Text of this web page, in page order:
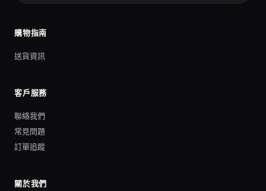
購物指南
送貨資訊
客戶服務
聯絡我們
常見問題
訂單追蹤
關於我們